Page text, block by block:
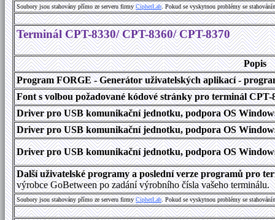
Soubory jsou stahovány přímo ze serveru firmyCipherLab. Pokud se vyskytnou problémy se
Terminál CPT-8330/ CPT-8360/ CPT-8370
Popis
Program FORGE - Generátor uživatelských aplikací -
Font s volbou požadované kódové stránky pro terminál
Driver pro USB komunikační jednotku, podpora OS
Driver pro USB komunikační jednotku, podpora OS
Driver pro USB komunikační jednotku, podpora OS
Další uživatelské programy a poslední verze programů pro
výrobce GoBetween po zadání výrobního čísla vašeho terminálu.
Soubory jsou stahovány přímo ze serveru firmyCipherLab. Pokud se vyskytnou problémy se